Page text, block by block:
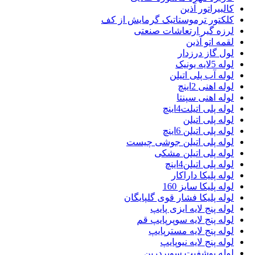
کالبیراتور آذین
کلکتور ترموستاتیک گرمایش از کف
لرزه گیر ارتعاشات صنعتی
لقمه اتو آذین
لول گاز درزدار
لوله 5لایه یونیک
لوله آب پلی اتیلن
لوله اهنی 2اینچ
لوله اهنی سپنتا
لوله پلی اتیلت4اینچ
لوله پلی اتیلن
لوله پلی اتیلن 6اینچ
لوله پلی اتیلن جوشی چیست
لوله پلی اتیلن مشکی
لوله پلی اتیلن4اینچ
لوله پلیکا داراکار
لوله پلیکا سایز 160
لوله پلیکا فشار قوی گلپایگان
لوله پنج لایه ایزی پایپ
لوله پنج لایه سوپرپایپ قم
لوله پنج لایه مسترپایپ
لوله پنج لایه نیوپایپ
لوله پوشفیت سوپردرین